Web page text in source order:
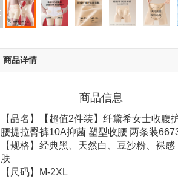
商品详情
商品信息
【品名】【超值2件装】纤黛希女士收腹
腰提拉臀裤10A抑菌 塑型收腰 两条装
【规格】经典黑、天然白、豆沙粉、裸感
肤
【尺码】M-2XL